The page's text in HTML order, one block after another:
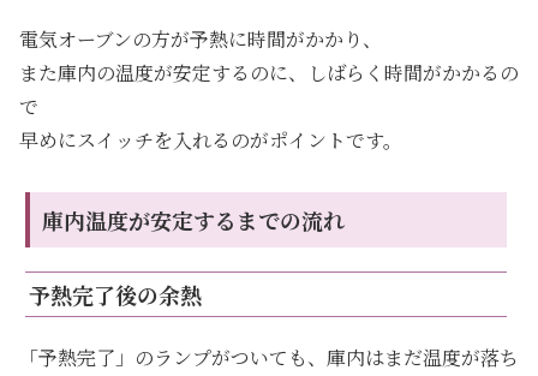
電気オーブンの方が予熱に時間がかかり、
また庫内の温度が安定するのに、しばらく時間がかかるの
で
早めにスイッチを入れるのがポイントです。
庫内温度が安定するまでの流れ
予熱完了後の余熱
「予熱完了」のランプがついても、庫内はまだ温度が落ち